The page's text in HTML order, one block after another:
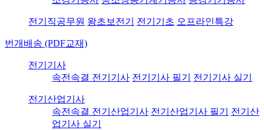
전기직공무원 왕초보전기 전기기초 오프라인특강
번개배송 (PDF교재)
전기기사
속전속결 전기기사 전기기사 필기 전기기사 실기
전기산업기사
속전속결 전기산업기사 전기산업기사 필기
전기산
업기사 실기